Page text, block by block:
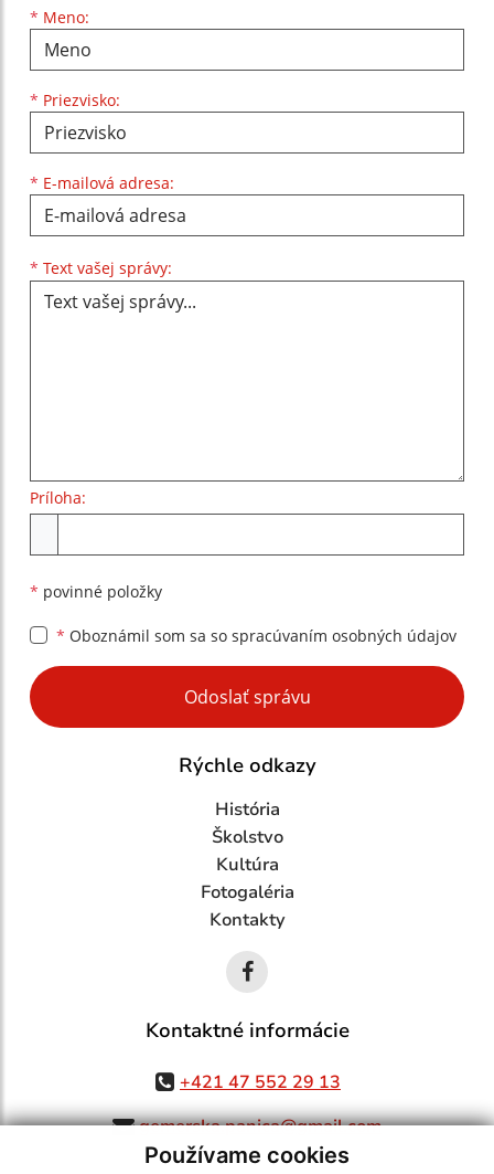
Používame cookies
* Meno:
Meno
* Priezvisko:
Priezvisko
* E-mailová adresa:
E-mailová adresa
* Text vašej správy:
Príloha:
* povinné položky
* Oboznámil som sa so spracúvaním osobných údajov
Google reCaptcha Response
Odoslať správu
Rýchle odkazy
História
Školstvo
Kultúra
Fotogaléria
Kontakty
Kontaktné informácie
+421 47 552 29 13
gemerska.panica@gmail.com